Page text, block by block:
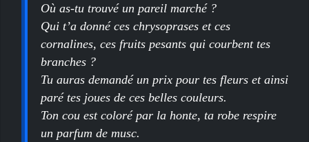
Où as-tu trouvé un pareil marché ?
Qui t’a donné ces chrysoprases et ces
cornalines, ces fruits pesants qui courbent tes
branches ?
Tu auras demandé un prix pour tes fleurs et ainsi
paré tes joues de ces belles couleurs.
Ton cou est coloré par la honte, ta robe respire
un parfum de musc.